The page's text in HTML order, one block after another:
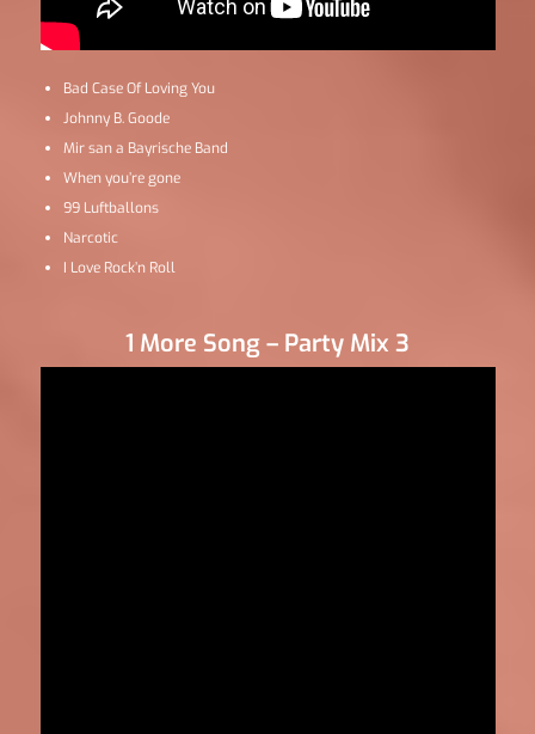
Bad Case Of Loving You
Johnny B. Goode
Mir san a Bayrische Band
When you’re gone
99 Luftballons
Narcotic
I Love Rock’n Roll
1 More Song – Party Mix 3